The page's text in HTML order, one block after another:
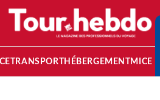
TRANSPORT HÉBERGEMENTMICE